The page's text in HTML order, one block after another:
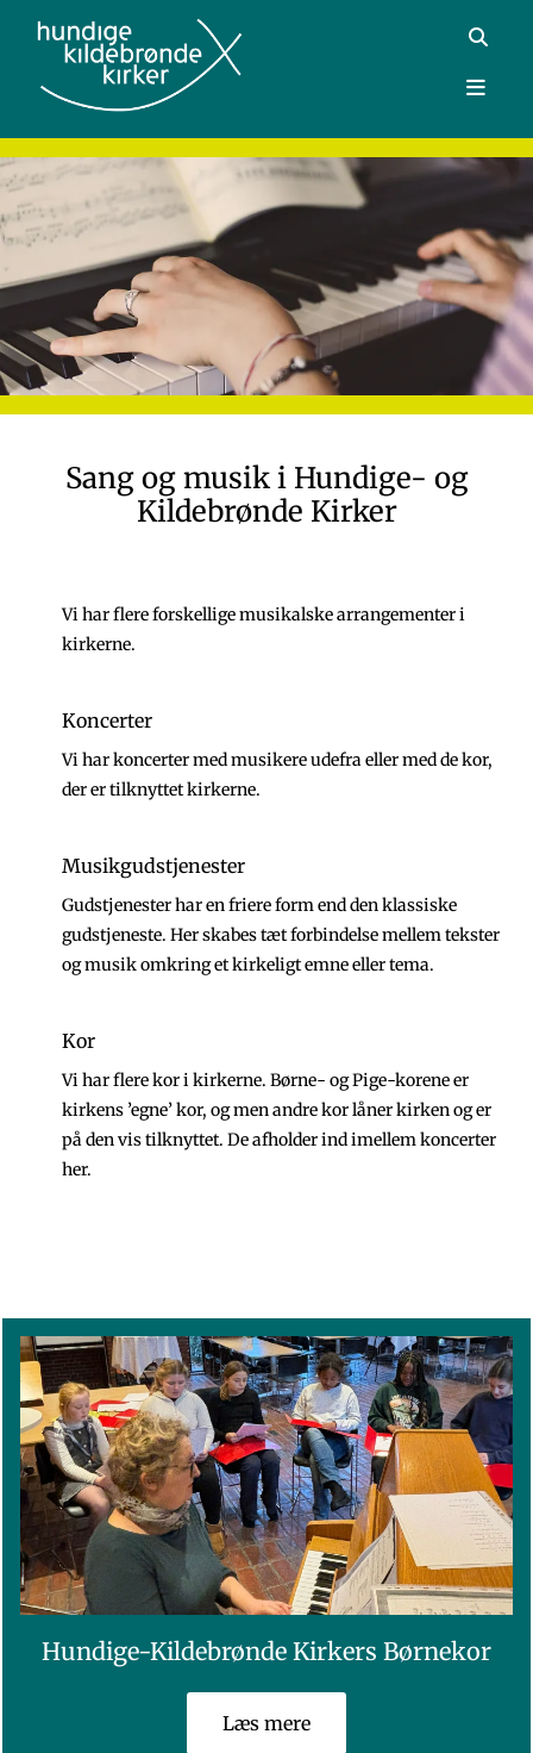
Sang og musik i Hundige- og
Kildebrønde Kirker
Vi har flere forskellige musikalske arrangementer i
kirkerne.
Koncerter
Vi har koncerter med musikere udefra eller med de kor,
der er tilknyttet kirkerne.
Musikgudstjenester
Gudstjenester har en friere form end den klassiske
gudstjeneste. Her skabes tæt forbindelse mellem tekster
og musik omkring et kirkeligt emne eller tema.
Kor
Vi har flere kor i kirkerne. Børne- og Pige-korene er
kirkens ’egne’ kor, og men andre kor låner kirken og er
på den vis tilknyttet. De afholder ind imellem koncerter
her.
Hundige-Kildebrønde Kirkers Børnekor
Læs mere